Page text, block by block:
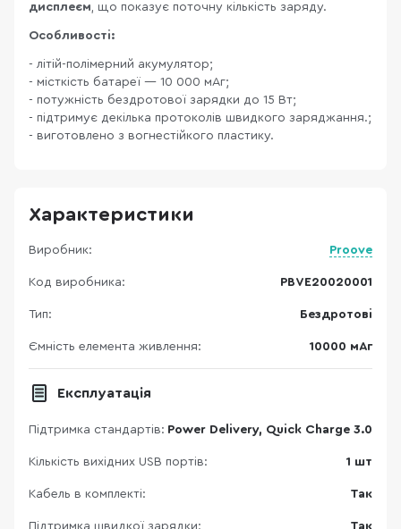
дисплеєм, що показує поточну кількість заряду.
Особливості:
- літій-полімерний акумулятор;
- місткість батареї — 10 000 мАг;
- потужність бездротової зарядки до 15 Вт;
- підтримує декілька протоколів швидкого заряджання.;
- виготовлено з вогнестійкого пластику.
Характеристики
Виробник: Proove
Код виробника: PBVE20020001
Тип: Бездротові
Ємність елемента живлення: 10000 мАг
Експлуатація
Підтримка стандартів: Power Delivery, Quick Charge 3.0
Кількість вихідних USB портів: 1 шт
Кабель в комплекті: Так
Підтримка швидкої зарядки: Так